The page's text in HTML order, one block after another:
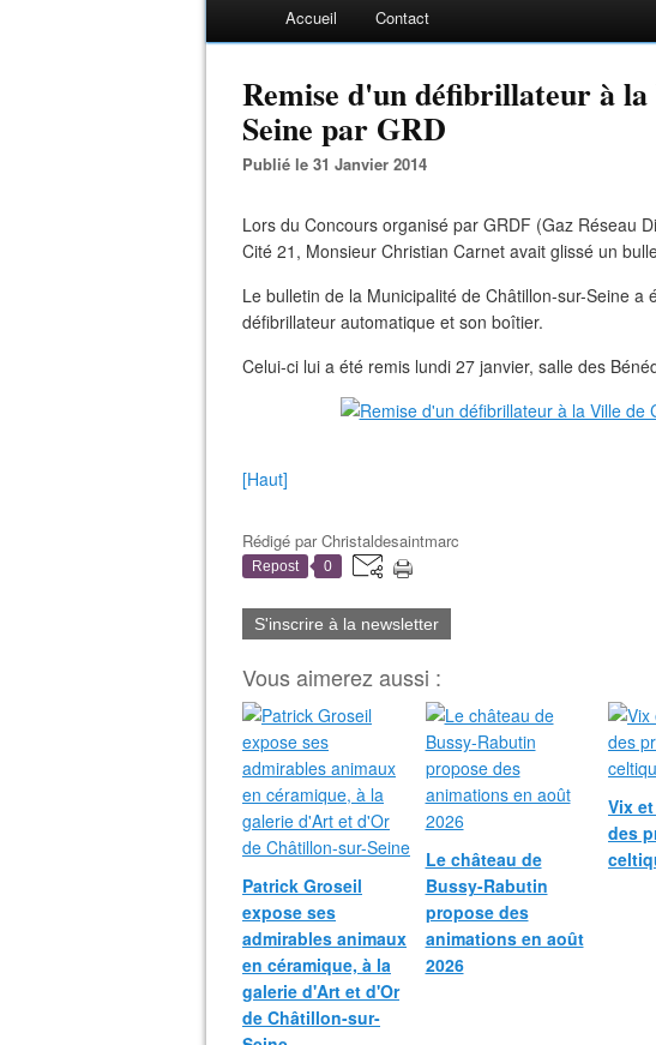
Accueil Contact
Remise d'un défibrillateur à
Seine par GRD
Publié le 31 Janvier 2014
Lors du Concours organisé par GRDF (Gaz Réseau
Cité 21, Monsieur Christian Carnet avait glissé un
Le bulletin de la Municipalité de Châtillon-sur-Seine
défibrillateur automatique et son boîtier.
Celui-ci lui a été remis lundi 27 janvier, salle des
[Haut]
Rédigé parChristaldesaintmarc
Repost 0
S'inscrire à la newsletter
Vous aimerez aussi :
Patrick Groseil
expose ses
admirables animaux
en céramique, à la
galerie d'Art et d'Or
de Châtillon-sur-
Le château de
Bussy-Rabutin
propose des
animations en août
2026
Vix
des